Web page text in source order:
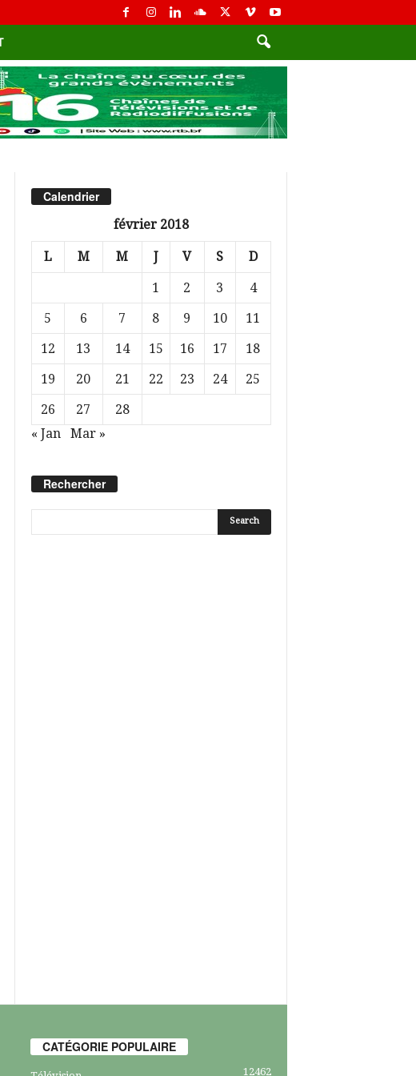
Calendrier
février 2018
L M M J V S D
1 2 3
4
5
6 7 8 9 10
11
12
13 14 15 16 17
18
19
20 21 22 23 24
25
26
27
28
« Jan
Mar »
Rechercher
CATÉGORIE POPULAIRE
12462